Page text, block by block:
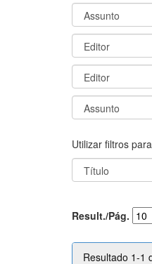
Utilizar filtros
Result./Pág.
Resultado 1-1